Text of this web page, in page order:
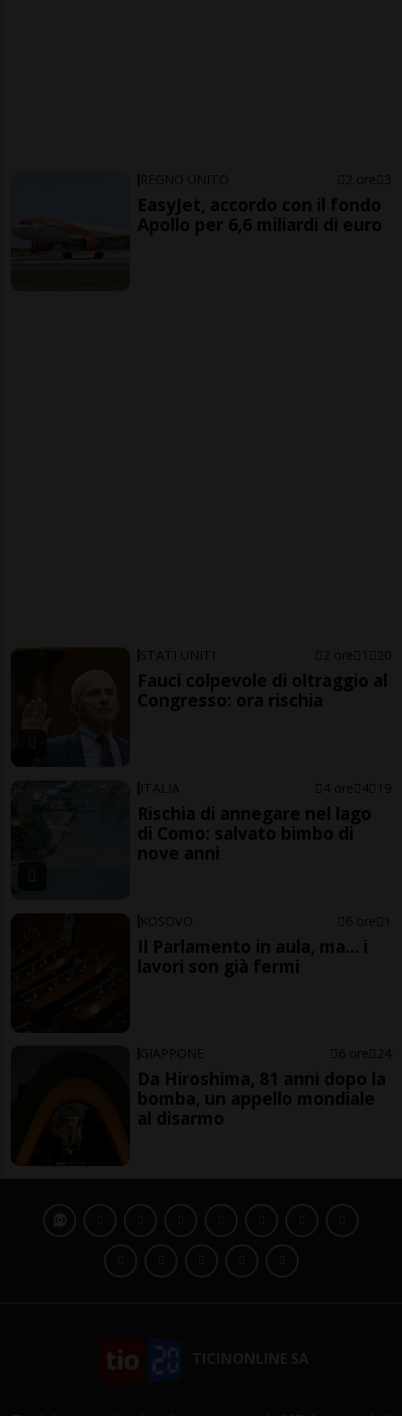
REGNO UNITO 2 ore 3
EasyJet, accordo con il fondo
Apollo per 6,6 miliardi di euro
STATI UNITI 2 ore 1 20
Fauci colpevole di oltraggio al
Congresso: ora rischia
ITALIA 4 ore 4 19
Rischia di annegare nel lago
di Como: salvato bimbo di
nove anni
KOSOVO 6 ore 1
Il Parlamento in aula, ma... i
lavori son già fermi
GIAPPONE 6 ore 24
Da Hiroshima, 81 anni dopo la
bomba, un appello mondiale
al disarmo